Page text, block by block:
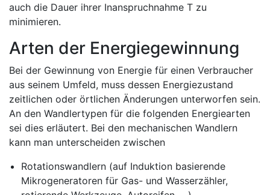
auch die Dauer ihrer Inanspruchnahme T zu
minimieren.
Arten der Energiegewinnung
Bei der Gewinnung von Energie für einen Verbraucher
aus seinem Umfeld, muss dessen Energiezustand
zeitlichen oder örtlichen Änderungen unterworfen sein.
An den Wandlertypen für die folgenden Energiearten
sei dies erläutert. Bei den mechanischen Wandlern
kann man unterscheiden zwischen
Rotationswandlern (auf Induktion basierende
Mikrogeneratoren für Gas- und Wasserzähler,